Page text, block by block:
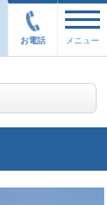
メニュー
お電話